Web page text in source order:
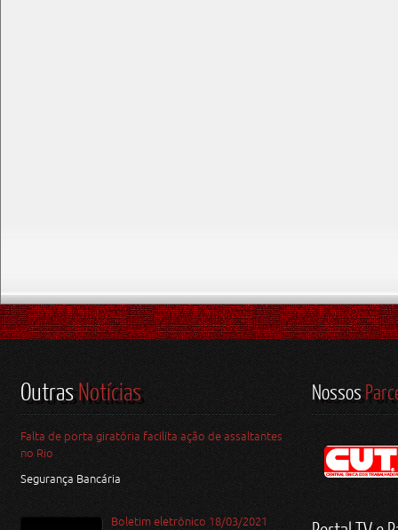
OutrasNotícias
Falta de porta giratória facilita ação de assaltantes
no Rio
Segurança Bancária
Boletim eletrônico 18/03/2021
Nossos